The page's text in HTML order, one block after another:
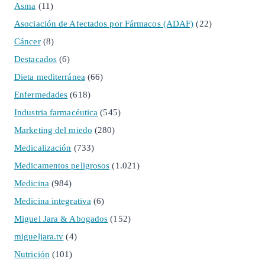
Asma (11)
Asociación de Afectados por Fármacos (ADAF) (22)
Cáncer(8)
Destacados (6)
Dieta mediterránea (66)
Enfermedades (618)
Industria farmacéutica (545)
Marketing del miedo (280)
Medicalización (733)
Medicamentos peligrosos (1.021)
Medicina (984)
Medicina integrativa (6)
Miguel Jara & Abogados (152)
migueljara.tv (4)
Nutrición (101)